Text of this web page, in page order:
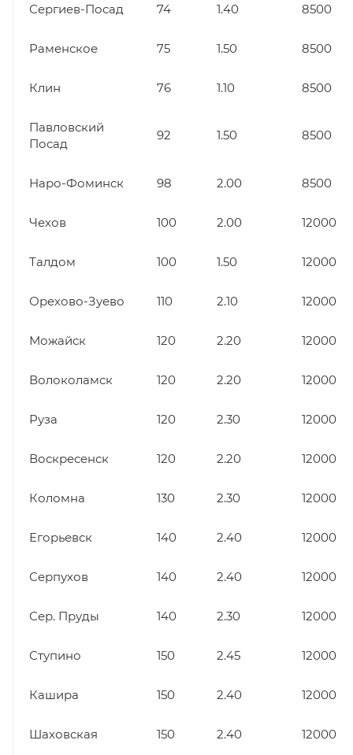
Сергиев-Посад 74 1.40 8500
Раменское 75 1.50 8500
Клин 76 1.10 8500
Павловский
Посад
92 1.50 8500
Наро-Фоминск 98 2.00 8500
Чехов 100 2.00 12000
Талдом 100 1.50 12000
Орехово-Зуево 110 2.10 12000
Можайск 120 2.20 12000
Волоколамск 120 2.20 12000
Руза 120 2.30 12000
Воскресенск 120 2.20 12000
Коломна 130 2.30 12000
Егорьевск 140 2.40 12000
Серпухов 140 2.40 12000
Сер. Пруды 140 2.30 12000
Ступино 150 2.45 12000
Кашира 150 2.40 12000
Шаховская 150 2.40 12000